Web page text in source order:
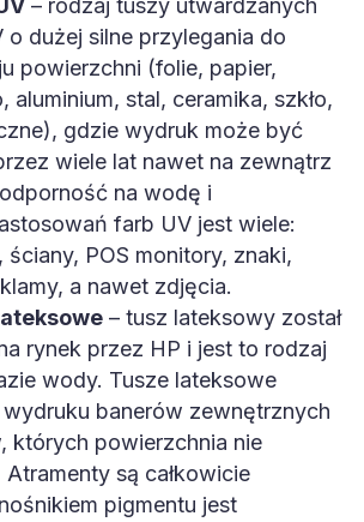
– rodzaj tuszy utwardzanych
o dużej silne przylegania do
powierzchni (folie, papier,
aluminium, stal, ceramika, szkło,
gdzie wydruk może być
wiele lat nawet na zewnątrz
na wodę i
farb UV jest wiele:
ściany, POS monitory, znaki,
a nawet zdjęcia.
– tusz lateksowy został
rynek przez HP i jest to rodzaj
wody. Tusze lateksowe
banerów zewnętrznych
których powierzchnia nie
Atramenty są całkowicie
pigmentu jest